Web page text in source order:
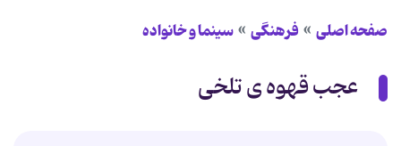
صفحه اصلی فرهنگی سینما و خانواده
عجب قهوه ی تلخی